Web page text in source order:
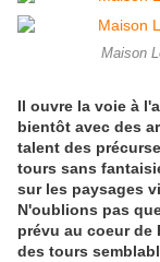
Maison
Il ouvre la voie à
bientôt avec des
talent des
tours sans
sur les paysages
N'oublions pas
prévu au coeur de
des tours